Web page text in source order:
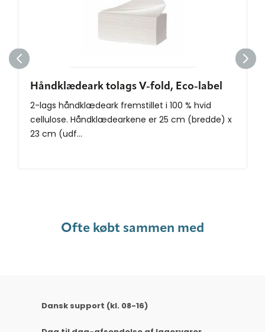
Håndklædeark tolags V-fold, Eco-label
2-lags håndklædeark fremstillet i 100 % hvid
cellulose. Håndklædearkene er 25 cm (bredde) x
23 cm (udf...
Ofte købt sammen med
Dansk support (kl. 08-16)